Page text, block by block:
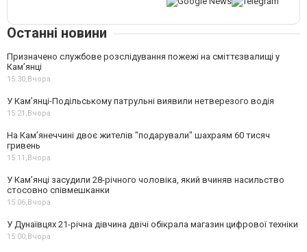
Останні новини
Призначено службове розслідування пожежі на сміттєзвалищі у
Кам’янці
15:30,Вчора
У Кам’янці-Подільському патрульні виявили нетверезого водія
15:21,Вчора
На Камʼянеччині двоє жителів "подарували" шахраям 60 тисяч
гривень
15:11,Вчора
У Камʼянці засудили 28-річного чоловіка, який вчиняв насильство
стосовно співмешканки
15:06,Вчора
У Дунаївцях 21-річна дівчина двічі обікрала магазин цифрової техніки
15:00,Вчора